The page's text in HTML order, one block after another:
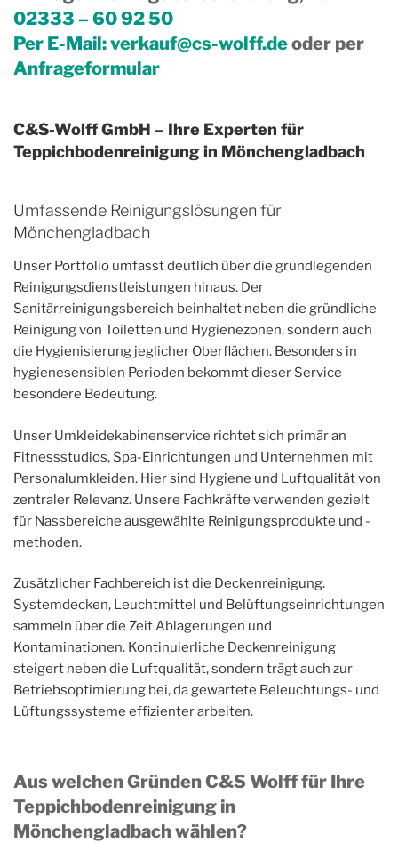
02333 – 60 92 50
Per E-Mail:verkauf@cs-wolff.deoder per
Anfrageformular
C&S-Wolff GmbH – Ihre Experten für
Teppichbodenreinigung in Mönchengladbach
Umfassende Reinigungslösungen für
Mönchengladbach
Unser Portfolio umfasst deutlich über die grundlegenden
Reinigungsdienstleistungen hinaus. Der
Sanitärreinigungsbereich beinhaltet neben die gründliche
Reinigung von Toiletten und Hygienezonen, sondern auch
die Hygienisierung jeglicher Oberflächen. Besonders in
hygienesensiblen Perioden bekommt dieser Service
besondere Bedeutung.
Unser Umkleidekabinenservice richtet sich primär an
Fitnessstudios, Spa-Einrichtungen und Unternehmen mit
Personalumkleiden. Hier sind Hygiene und Luftqualität von
zentraler Relevanz. Unsere Fachkräfte verwenden gezielt
für Nassbereiche ausgewählte Reinigungsprodukte und -
methoden.
Zusätzlicher Fachbereich ist die Deckenreinigung.
Systemdecken, Leuchtmittel und Belüftungseinrichtungen
sammeln über die Zeit Ablagerungen und
Kontaminationen. Kontinuierliche Deckenreinigung
steigert neben die Luftqualität, sondern trägt auch zur
Betriebsoptimierung bei, da gewartete Beleuchtungs- und
Lüftungssysteme effizienter arbeiten.
Aus welchen Gründen C&S Wolff für Ihre
Teppichbodenreinigung in
Mönchengladbach wählen?